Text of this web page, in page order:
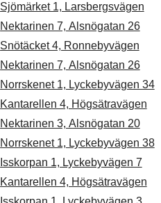
Sjömärket 1, Larsbergsvägen
Nektarinen 7, Alsnögatan 26
Snötäcket 4, Ronnebyvägen
Nektarinen 7, Alsnögatan 26
Norrskenet 1, Lyckebyvägen 34
Kantarellen 4, Högsätravägen
Nektarinen 3, Alsnögatan 20
Norrskenet 1, Lyckebyvägen 38
Isskorpan 1, Lyckebyvägen 7
Kantarellen 4, Högsätravägen